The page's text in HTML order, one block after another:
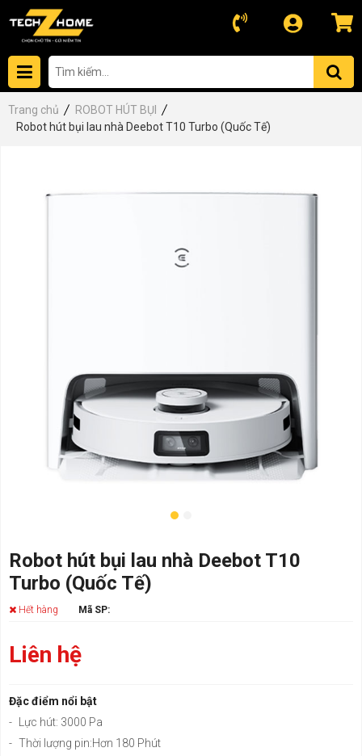
Trang chủ
ROBOT HÚT BỤI
Robot hút bụi lau nhà Deebot T10 Turbo (Quốc Tế)
Robot hút bụi lau nhà Deebot T10
Turbo (Quốc Tế)
Hết hàng Mã SP:
Liên hệ
Đặc điểm nổi bật
-
Lực hút: 3000 Pa
- Thời lượng pin:Hơn 180 Phút